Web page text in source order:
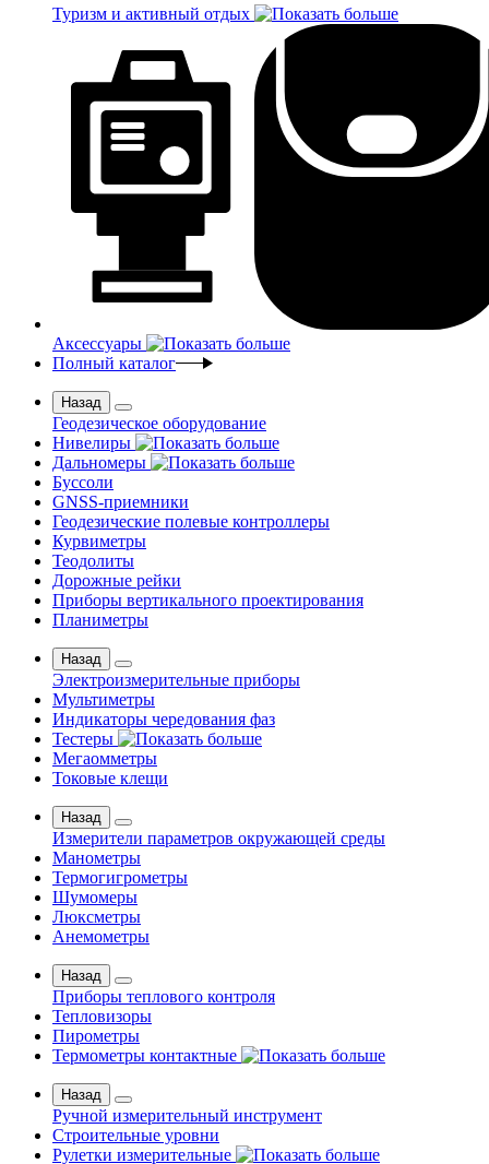
Туризм и активный отдых
Аксессуары
Полный каталог
Назад
Геодезическое оборудование
Нивелиры
Дальномеры
Буссоли
GNSS-приемники
Геодезические полевые контроллеры
Курвиметры
Теодолиты
Дорожные рейки
Приборы вертикального проектирования
Планиметры
Назад
Электроизмерительные приборы
Мультиметры
Индикаторы чередования фаз
Тестеры
Мегаомметры
Токовые клещи
Назад
Измерители параметров окружающей среды
Манометры
Термогигрометры
Шумомеры
Люксметры
Анемометры
Назад
Приборы теплового контроля
Тепловизоры
Пирометры
Термометры контактные
Назад
Ручной измерительный инструмент
Строительные уровни
Рулетки измерительные